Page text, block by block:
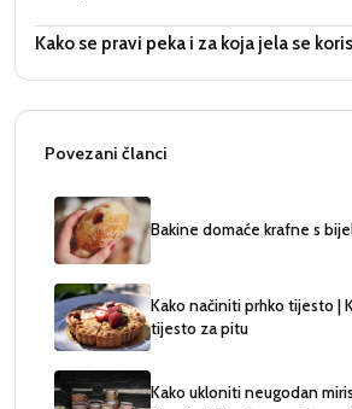
Kako se pravi peka i za koja jela se
Povezani članci
Bakine domaće krafne s
Kako načiniti prhko tijesto |
tijesto za pitu
Kako ukloniti neugodan